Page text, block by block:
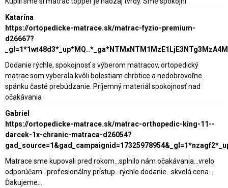
Katarína
https://ortopedicke-matrace.sk/matrac-fyzio-premium-
d26667?
Dodanie rýchle, spokojnosť s výberom matracov, ortopedický
matrac som vyberala kvôli bolestiam chrbtice a nedobrovoľne
spánku časté prebúdzanie. Príjemný materiál spokojnosť nad
očakávania
Gabriel
https://ortopedicke-matrace.sk/matrac-orthopedic-king-11--
darcek-1x-chranic-matraca-d26054?
Matrace sme kupovali pred rokom...splnilo nám očakávania...vrelo
odporúčam...profesionálny prístup...rýchle dodanie...skvelá cena...
Ďakujeme...